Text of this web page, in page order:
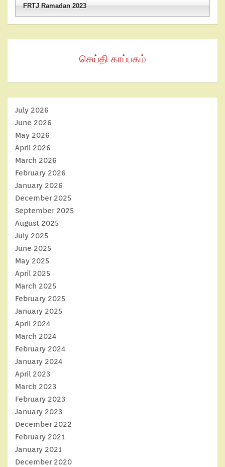
FRTJ Ramadan 2023
செய்தி காப்பகம்
July 2026
June 2026
May 2026
April 2026
March 2026
February 2026
January 2026
December 2025
September 2025
August 2025
July 2025
June 2025
May 2025
April 2025
March 2025
February 2025
January 2025
April 2024
March 2024
February 2024
January 2024
April 2023
March 2023
February 2023
January 2023
December 2022
February 2021
January 2021
December 2020